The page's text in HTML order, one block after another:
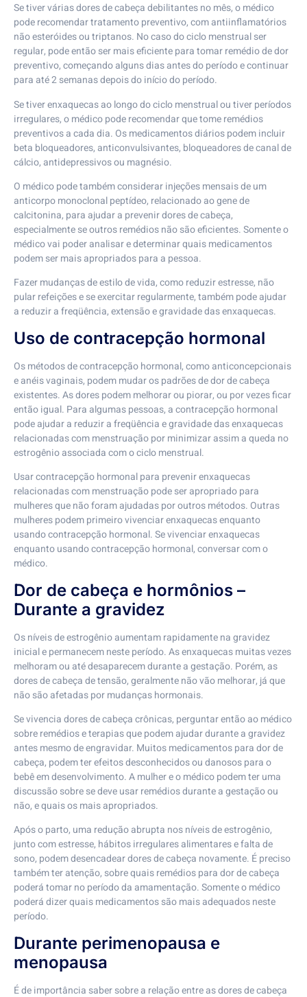
Se tiver várias dores de cabeça debilitantes no mês, o médico
pode recomendar tratamento preventivo, com antiinflamatórios
não esteróides ou triptanos. No caso do ciclo menstrual ser
regular, pode então ser mais eficiente para tomar remédio de dor
preventivo, começando alguns dias antes do período e continuar
para até 2 semanas depois do início do período.
Se tiver enxaquecas ao longo do ciclo menstrual ou tiver períodos
irregulares, o médico pode recomendar que tome remédios
preventivos a cada dia. Os medicamentos diários podem incluir
beta bloqueadores, anticonvulsivantes, bloqueadores de canal de
cálcio, antidepressivos ou magnésio.
O médico pode também considerar injeções mensais de um
anticorpo monoclonal peptídeo, relacionado ao gene de
calcitonina, para ajudar a prevenir dores de cabeça,
especialmente se outros remédios não são eficientes. Somente o
médico vai poder analisar e determinar quais medicamentos
podem ser mais apropriados para a pessoa.
Fazer mudanças de estilo de vida, como reduzir estresse, não
pular refeições e se exercitar regularmente, também pode ajudar
a reduzir a freqüência, extensão e gravidade das enxaquecas.
Uso de contracepção hormonal
Os métodos de contracepção hormonal, como anticoncepcionais
e anéis vaginais, podem mudar os padrões de dor de cabeça
existentes. As dores podem melhorar ou piorar, ou por vezes ficar
então igual. Para algumas pessoas, a contracepção hormonal
pode ajudar a reduzir a freqüência e gravidade das enxaquecas
relacionadas com menstruação por minimizar assim a queda no
estrogênio associada com o ciclo menstrual.
Usar contracepção hormonal para prevenir enxaquecas
relacionadas com menstruação pode ser apropriado para
mulheres que não foram ajudadas por outros métodos. Outras
mulheres podem primeiro vivenciar enxaquecas enquanto
usando contracepção hormonal. Se vivenciar enxaquecas
enquanto usando contracepção hormonal, conversar com o
médico.
Dor de cabeça e hormônios –
Durante a gravidez
Os níveis de estrogênio aumentam rapidamente na gravidez
inicial e permanecem neste período. As enxaquecas muitas vezes
melhoram ou até desaparecem durante a gestação. Porém, as
dores de cabeça de tensão, geralmente não vão melhorar, já que
não são afetadas por mudanças hormonais.
Se vivencia dores de cabeça crônicas, perguntar então ao médico
sobre remédios e terapias que podem ajudar durante a gravidez
antes mesmo de engravidar. Muitos medicamentos para dor de
cabeça, podem ter efeitos desconhecidos ou danosos para o
bebê em desenvolvimento. A mulher e o médico podem ter uma
discussão sobre se deve usar remédios durante a gestação ou
não, e quais os mais apropriados.
Após o parto, uma redução abrupta nos níveis de estrogênio,
junto com estresse, hábitos irregulares alimentares e falta de
sono, podem desencadear dores de cabeça novamente. É preciso
também ter atenção, sobre quais remédios para dor de cabeça
poderá tomar no período da amamentação. Somente o médico
poderá dizer quais medicamentos são mais adequados neste
período.
Durante perimenopausa e
menopausa
É de importância saber sobre a relação entre as dores de cabeça